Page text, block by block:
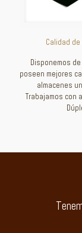
Calidad
Disponemos
poseen mejores
almacenes
Trabajamos con